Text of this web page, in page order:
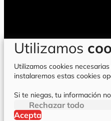
Utilizamos
Utilizamos cookies
instalaremos estas cookies
Si te niegas, tu información
Rechazar todo
Acepta